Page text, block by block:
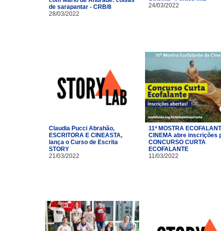
de sarapantar - CRB/8
28/03/2022
24/03/2022
Claudia Pucci Abrahão,
ESCRITORA E CINEASTA,
lança o Curso de Escrita
STORY
21/03/2022
11ª MOSTRA
CINEMA abre inscrições
CONCURSO CURTA
ECOFALANTE
11/03/2022